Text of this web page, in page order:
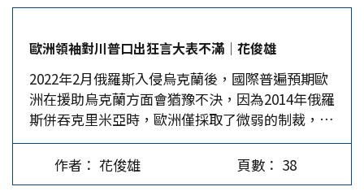
動員25,000名士兵、潛水艦、戰略轟炸機舉行大規
模演習，暗指日本想要侵占南千島群島。可知，俄
國對日本的戒心和敵意多麼深，而這都是日本自己
惹來的。…
歐洲領袖對川普口出狂言大表不滿│花俊雄
2022年2月俄羅斯入侵烏克蘭後，國際普遍預期歐
洲在援助烏克蘭方面會猶豫不決，因為2014年俄羅
斯併吞克里米亞時，歐洲僅採取了微弱的制裁，沒
料到歐洲這次的表現會優於預期。 二次大戰後的
幾十年來，歐洲一直依賴美國指導北約政策，提供
核威懾，並協助歐洲各國在發生爭議時形成共識。
作者： 花俊雄 頁數： 38